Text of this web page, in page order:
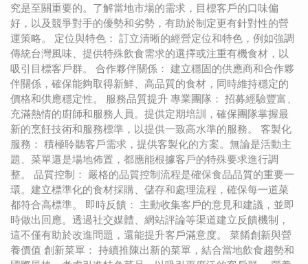
究是至關重要的。了解當地市場的需求，目標客戶的口味偏
好，以及競爭對手的優勢和劣勢，有助於制定更有針對性的營
運策略。 定位與特色： 訂立清晰的經營定位和特色，例如強調
傳統台灣風味、提供特殊飲食需求的選擇或注重有機食材，以
吸引目標客戶群。 合作夥伴關係： 建立穩固的供應商和合作夥
伴關係，確保能夠取得新鮮、高品質的食材，同時維持穩定的
價格和供應穩定性。 服務品質提升 專業團隊： 招募經驗豐富、
充滿熱情的廚師和服務人員。提供定期培訓，確保團隊掌握最
新的烹飪技術和服務標準，以提供一致高水準的服務。 客製化
服務： 積極聆聽客戶需求，提供客製化的方案。無論是活動主
題、菜單還是場地佈置，都應能根據客戶的特殊要求進行調
整。 品質控制： 嚴格的品質控制流程是確保食品品質的重要一
環。建立標準化的食材採購、儲存和處理流程，確保每一道菜
都符合高標準。 即時反饋： 主動收集客戶的意見和建議，並即
時做出回應。透過社交媒體、網站評論等渠道建立反饋機制，
這不僅有助於改進問題，還能提升客戶滿意度。 菜餚創新與營
養價值 創新菜單： 持續推陳出新的菜單，結合當地飲食趨勢和